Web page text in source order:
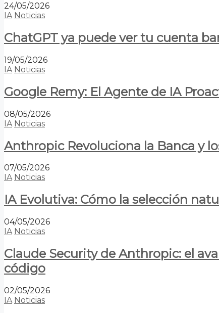
24/05/2026
IA Noticias
ChatGPT ya puede ver tu cuenta
19/05/2026
IA Noticias
Google Remy: El Agente de IA
08/05/2026
IA Noticias
Anthropic Revoluciona la Banca y
07/05/2026
IA Noticias
IA Evolutiva: Cómo la selección
04/05/2026
IA Noticias
Claude Security de Anthropic: el
código
02/05/2026
IA Noticias